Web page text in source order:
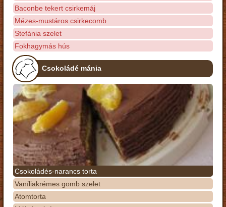
Baconbe tekert csirkemáj
Mézes-mustáros csirkecomb
Stefánia szelet
Fokhagymás hús
Csokoládé mánia
Csokoládés-narancs torta
Vaníliakrémes gomb szelet
Atomtorta